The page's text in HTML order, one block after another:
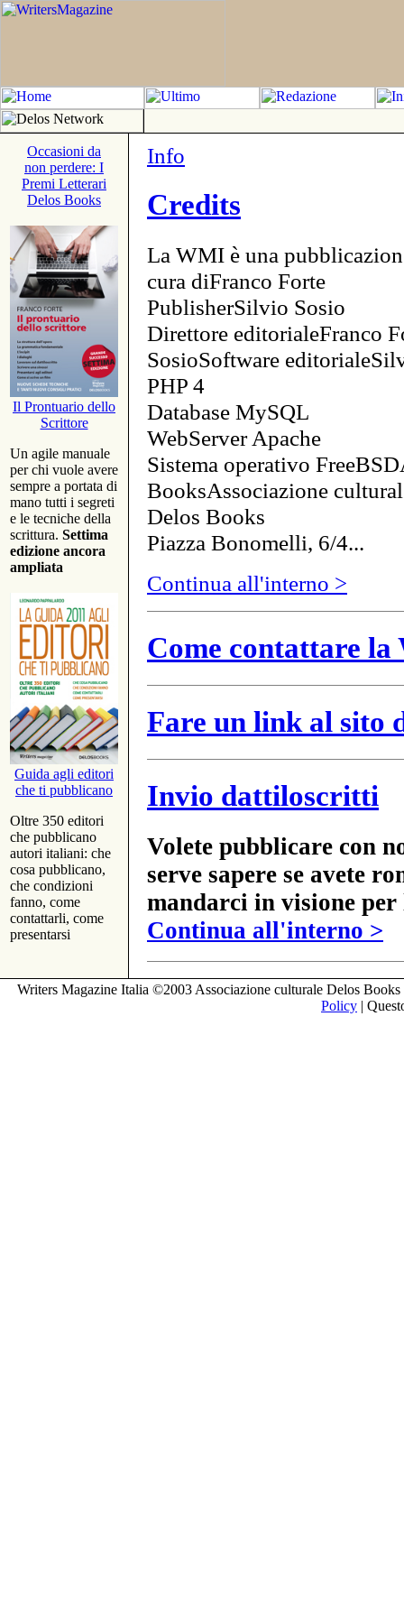
Occasioni da
non perdere: I
Premi Letterari
Delos Books
Il Prontuario dello
Scrittore
Un agile manuale
per chi vuole avere
sempre a portata di
mano tutti i segreti
e le tecniche della
scrittura. Settima
edizione ancora
ampliata
Guida agli editori
che ti pubblicano
Oltre 350 editori
che pubblicano
autori italiani: che
cosa pubblicano,
che condizioni
fanno, come
contattarli, come
presentarsi
Info
Credits
La WMI è una
cura diFranco Forte
PublisherSilvio Sosio
Direttore editorialeFranco
SosioSoftware
PHP 4
Database MySQL
WebServer Apache
Sistema operativo
BooksAssociazione
Delos Books
Piazza Bonomelli, 6/4...
Continua all'interno >
Come contattare
Fare un link al sito
Invio dattiloscritti
Volete pubblicare con
serve sapere se avete
mandarci in visione
Continua all'interno >
Writers Magazine Italia ©2003 Associazione culturale Delos
Policy |